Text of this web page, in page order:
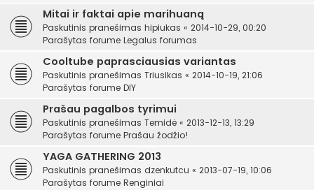
Mitai ir faktai apie marihuaną
Paskutinis pranešimas hipiukas « 2014-10-29, 00:20
Parašytas forume Legalus forumas
Cooltube paprasciausias variantas
Paskutinis pranešimas Triusikas « 2014-10-19, 21:06
Parašytas forume DIY
Prašau pagalbos tyrimui
Paskutinis pranešimas Temidė « 2013-12-13, 13:29
Parašytas forume Prašau žodžio!
YAGA GATHERING 2013
Paskutinis pranešimas dzenkutcu « 2013-07-19, 10:06
Parašytas forume Renginiai